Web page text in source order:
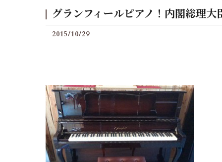
グランフィールピアノ！内閣総理
2015/10/29